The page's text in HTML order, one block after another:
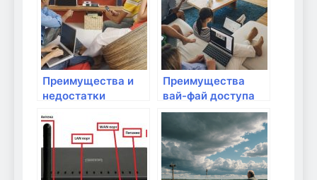
Преимущества и
недостатки
Преимущества
вай-фай доступа
для работы с
документами